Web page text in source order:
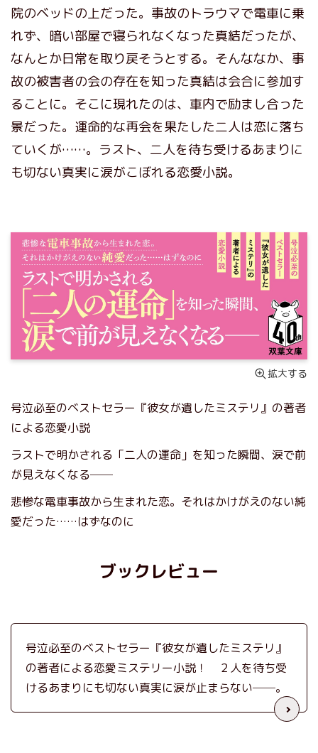
院のベッドの上だった。事故のトラウマで電車に乗
れず、暗い部屋で寝られなくなった真結だったが、
なんとか日常を取り戻そうとする。そんななか、事
故の被害者の会の存在を知った真結は会合に参加す
ることに。そこに現れたのは、車内で励まし合った
景だった。運命的な再会を果たした二人は恋に落ち
ていくが……。ラスト、二人を待ち受けるあまりに
も切ない真実に涙がこぼれる恋愛小説。
拡大する
号泣必至のベストセラー『彼女が遺したミステリ』の著者
による恋愛小説
ラストで明かされる「二人の運命」を知った瞬間、涙で前
が見えなくなる──
悲惨な電車事故から生まれた恋。それはかけがえのない純
愛だった……はずなのに
ブックレビュー
号泣必至のベストセラー『彼女が遺したミステリ』
の著者による恋愛ミステリー小説！ ２人を待ち受
けるあまりにも切ない真実に涙が止まらない──。